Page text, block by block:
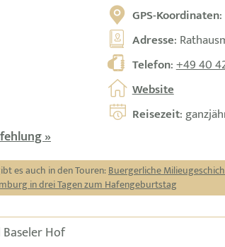
GPS-Koordinaten:
Adresse:
Telefon:+49 40
Website
Reisezeit:
»
es auch in den Touren:Buergerliche
in drei Tagen zum Hafengeburtstag
Hof